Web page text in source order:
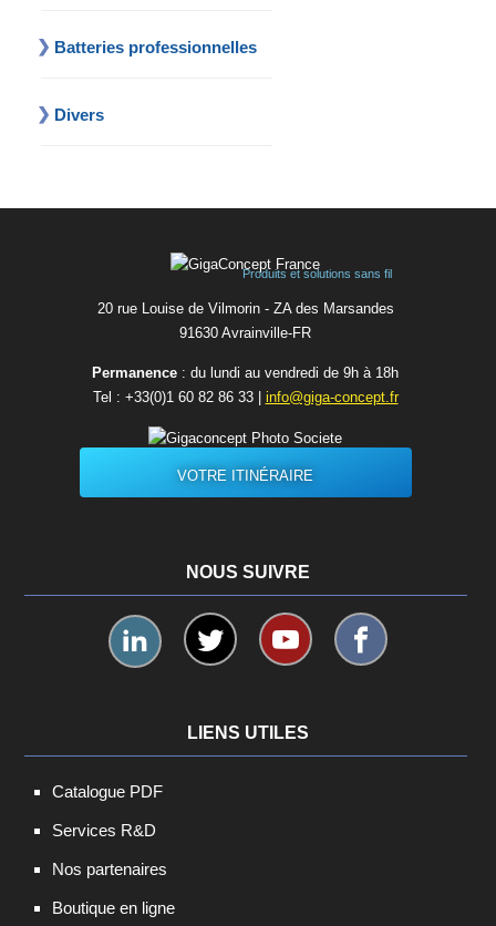
Batteries professionnelles
Divers
Produits et solutions sans fil
20 rue Louise de Vilmorin - ZA des Marsandes
91630 Avrainvilleㅤ-ㅤFR
Permanence : du lundi au vendredi de 9h à 18h
Tel : +33(0)1 60 82 86 33| info@giga-concept.fr
VOTRE ITINÉRAIRE
NOUS SUIVRE
LIENS UTILES
Catalogue PDF
Services R&D
Nos partenaires
Boutique en ligne